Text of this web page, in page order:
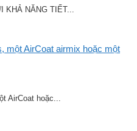
NĂNG TIẾT...
một AirCoat airmix hoặc một
AirCoat hoặc...